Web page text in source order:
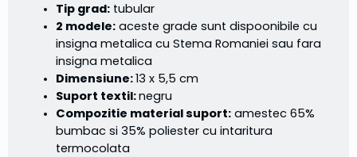
Tip grad: tubular
2 modele: aceste grade sunt dispoonibile cu
insigna metalica cu Stema Romaniei sau fara
insigna metalica
Dimensiune:13 x 5,5 cm
Suport textil:negru
Compozitie material suport: amestec 65%
bumbac si 35% poliester cu intaritura
termocolata